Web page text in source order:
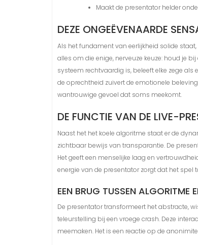
Maakt de presentator helder
DEZE ONGEËVENAARDE
Als het fundament van eerlijkheid solide
alles om die enige, nerveuze keuze: houd je
systeem rechtvaardig is, beleeft elke zege
de oprechtheid zuivert de emotionele
wantrouwige gevoel dat soms meekomt.
DE FUNCTIE VAN DE LIVE-
Naast het het koele algoritme staat er de
zichtbaar bewijs van transparantie. De
Het geeft een menselijke laag en
energie van de presentator zorgt dat het spel
EEN BRUG TUSSEN ALGORITME
De presentator transformeert het abstracte,
teleurstelling bij een vroege crash. Deze
meemaken. Het is een reactie op de